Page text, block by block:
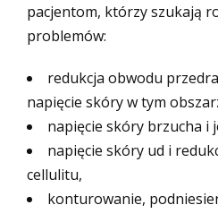
pacjentom, którzy szukają
problemów:
redukcja obwodu
napięcie skóry w tym
napięcie skóry brzucha i
napięcie skóry ud i
cellulitu,
konturowanie,